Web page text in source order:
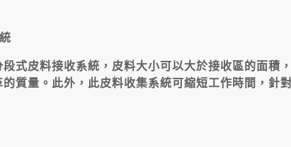
段式皮料接收系統，皮料大小可以大於接收區的面積
的質量。此外，此皮料收集系統可縮短工作時間，針